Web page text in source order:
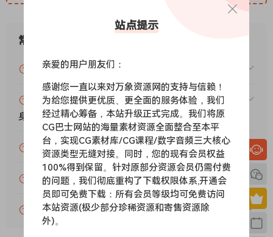
sound you can get with VMR 2.0, you also get the added
bonus of speed and efficiency from having your entire
processing chain in one convenient window. VMR 2.0 ships
processing modules: FG-401 Compressor, FG-S EQ, FG-161
FET Compressor and FG-N EQ.
What’s new in VMR 2.0:
– Dream Strips – 8 Instantly Recallable and Customizable
Channel Strip Configurations Accessible with 1-Click
– Redesigned Interface
– Easy Undo & Redo
– Removed Noise from the following modules: FG-N, FG-S,
FG-Stress, FG-73, FG-76
– Added a Clear Rack button
– Introduced the Oversampling option (through Settings
常见问题
VIP资源或免费资源能否做为商业用途？
赞助包月VIP（或包年VIP）后能升级包年（或终
身VIP）吗？
为什么付款了未开通VIP会员？
账号可以分享或者借给别人用吗？
VIP会员剩余时间查询？
站点提示
亲爱的用户朋友们：
感谢您一直以来对万象资源网的支持与信赖！
为给您提供更优质、更全面的服务体验，我们
经过精心筹备，本站升级正式完成。我们将原
CG巴士网站的海量素材资源全面整合至本平
台，实现CG素材库/CG课程/数字音频三大核心
资源类型无缝对接。同时，您的现有会员权益
100%得到保留。针对原部分资源会员仍需付费
的问题，我们彻底重构了下载权限体系,开通会
员即可免费下载：所有会员等级均可免费访问
本站资源(极少部分珍稀资源和寄售资源除
外)。